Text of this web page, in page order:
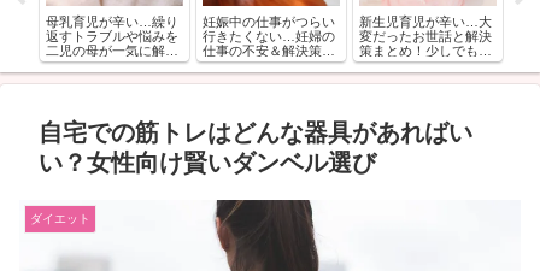
母乳育児が辛い…繰り
返すトラブルや悩みを
二児の母が一気に解
決！
妊娠中の仕事がつらい
行きたくない…妊婦の
仕事の不安＆解決策ご
紹介
新生児育児が辛い…大
変だったお世話と解決
策まとめ！少しでも気
楽に
自宅での筋トレはどんな器具があればい
い？女性向け賢いダンベル選び
ダイエット